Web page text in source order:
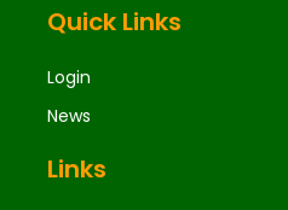
Quick Links
Login
News
Links